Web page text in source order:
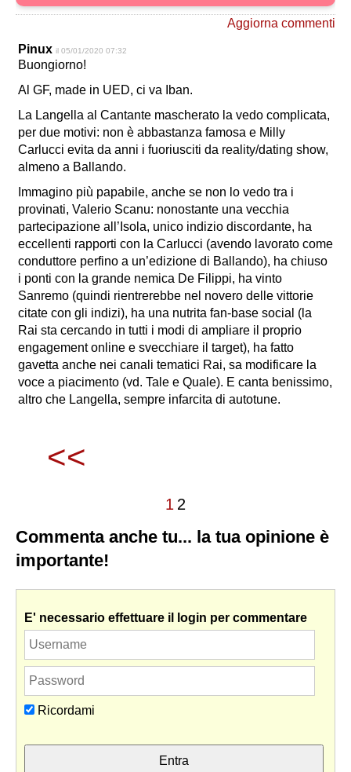
Aggiorna commenti
Pinux il 05/01/2020 07:32
Buongiorno!
Al GF, made in UED, ci va Iban.
La Langella al Cantante mascherato la vedo complicata,
per due motivi: non è abbastanza famosa e Milly
Carlucci evita da anni i fuoriusciti da reality/dating show,
almeno a Ballando.
Immagino più papabile, anche se non lo vedo tra i
provinati, Valerio Scanu: nonostante una vecchia
partecipazione all’Isola, unico indizio discordante, ha
eccellenti rapporti con la Carlucci (avendo lavorato come
conduttore perfino a un’edizione di Ballando), ha chiuso
i ponti con la grande nemica De Filippi, ha vinto
Sanremo (quindi rientrerebbe nel novero delle vittorie
citate con gli indizi), ha una nutrita fan-base social (la
Rai sta cercando in tutti i modi di ampliare il proprio
engagement online e svecchiare il target), ha fatto
gavetta anche nei canali tematici Rai, sa modificare la
voce a piacimento (vd. Tale e Quale). E canta benissimo,
altro che Langella, sempre infarcita di autotune.
<<
1 2
Commenta anche tu... la tua opinione è
importante!
E' necessario effettuare il login per commentare
Ricordami